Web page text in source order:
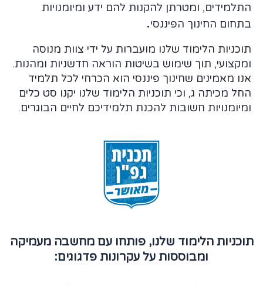
התלמידים, ומטרתן להקנות להם ידע ומיומנויות
בתחום החינוך הפיננסי.
תוכניות הלימוד שלנו מועברות על ידי צוות מנוסה
ומקצועי, תוך שימוש בשיטות הוראה חדשניות ומהנות.
אנו מאמינים שחינוך פיננסי הוא הכרחי לכל תלמיד
החל מכיתה ג, וכי תוכניות הלימוד שלנו יקנו סט כלים
ומיומנויות חשובות להכנת תלמידיכם לחיים הבוגרים.
תוכניות הלימוד שלנו, פותחו עם מחשבה מעמיקה
ומבוססות על עקרונות פדגוגים: